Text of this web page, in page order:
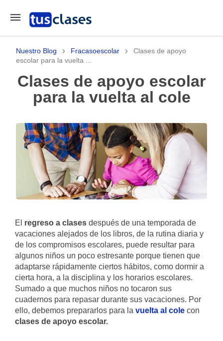
Nuestro Blog Fracasoescolar
Clases de apoyo
escolar para la vuelta ...
Clases de apoyo escolar
para la vuelta al cole
El regreso a clases después de una temporada de
vacaciones alejados de los libros, de la rutina diaria y
de los compromisos escolares, puede resultar para
algunos niños un poco estresante porque tienen que
adaptarse rápidamente ciertos hábitos, como dormir a
cierta hora, a la disciplina y los horarios escolares.
Sumado a que muchos niños no tocaron sus
cuadernos para repasar durante sus vacaciones. Por
ello, debemos prepararlos para la vuelta al cole con
clases de apoyo escolar.